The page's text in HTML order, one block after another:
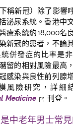
稱新冠）除了影響
泌尿系統。香港中
療系統約18,000名
新冠的患者，不論
併發症的比率是
留的相對風險最高
感染與良性前列腺
風險研究，詳細
Medicine
刊登。
中老年男士常